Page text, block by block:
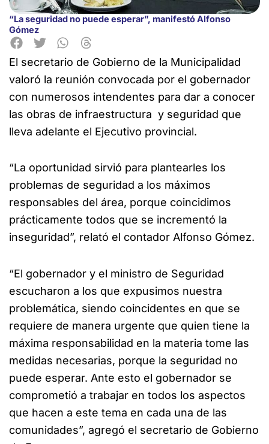
“La seguridad no puede esperar”, manifestó Alfonso
Gómez
El secretario de Gobierno de la Municipalidad
valoró la reunión convocada por el gobernador
con numerosos intendentes para dar a conocer
las obras de infraestructura y seguridad que
lleva adelante el Ejecutivo provincial.
“La oportunidad sirvió para plantearles los
problemas de seguridad a los máximos
responsables del área, porque coincidimos
prácticamente todos que se incrementó la
inseguridad”, relató el contador Alfonso Gómez.
“El gobernador y el ministro de Seguridad
escucharon a los que expusimos nuestra
problemática, siendo coincidentes en que se
requiere de manera urgente que quien tiene la
máxima responsabilidad en la materia tome las
medidas necesarias, porque la seguridad no
puede esperar. Ante esto el gobernador se
comprometió a trabajar en todos los aspectos
que hacen a este tema en cada una de las
comunidades”, agregó el secretario de Gobierno